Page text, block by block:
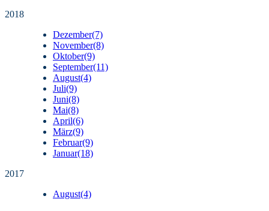
2018
Dezember(7)
November(8)
Oktober(9)
September(11)
August(4)
Juli(9)
Juni(8)
Mai(8)
April(6)
März(9)
Februar(9)
Januar(18)
2017
August(4)